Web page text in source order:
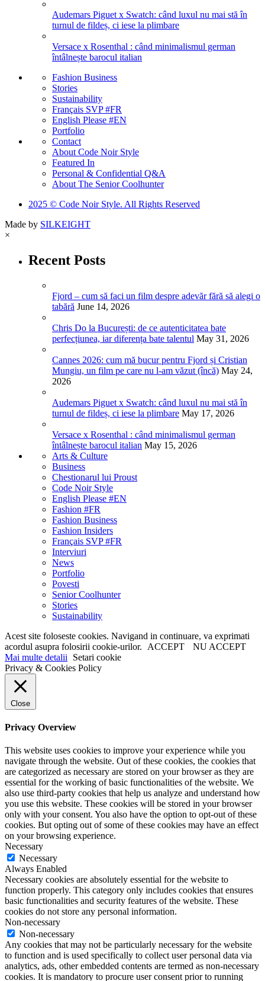
Audemars Piguet x Swatch: când luxul nu mai stă în
turnul de fildeș, ci iese la plimbare
Versace x Rosenthal : când minimalismul german
întâlnește barocul italian
Fashion Business
Stories
Sustainability
Français SVP #FR
English Please #EN
Portfolio
Contact
About Code Noir Style
Featured In
Personal & Confidential Q&A
About The Senior Coolhunter
2025 © Code Noir Style. All Rights Reserved
Made by SILKEIGHT
×
Recent Posts
Fjord – cum să faci un film despre adevăr fără să alegi o
tabără June 14, 2026
Chris Do la București: de ce autenticitatea bate
perfecțiunea, iar diferența bate talentul May 31, 2026
Cannes 2026: cum mă bucur pentru Fjord și Cristian
Mungiu, un film pe care nu l-am văzut (încă) May 24,
2026
Audemars Piguet x Swatch: când luxul nu mai stă în
turnul de fildeș, ci iese la plimbare May 17, 2026
Versace x Rosenthal : când minimalismul german
întâlnește barocul italian May 15, 2026
Arts & Culture
Business
Chestionarul lui Proust
Code Noir Style
English Please #EN
Fashion #FR
Fashion Business
Fashion Insiders
Français SVP #FR
Interviuri
News
Portfolio
Povesti
Senior Coolhunter
Stories
Sustainability
Acest site foloseste cookies. Navigand in continuare, va exprimati
acordul asupra folosirii cookie-urilor.
ACCEPT
NU ACCEPT
Mai multe detalii
Setari cookie
Privacy & Cookies Policy
Close
Privacy Overview
This website uses cookies to improve your experience while you
navigate through the website. Out of these cookies, the cookies that
are categorized as necessary are stored on your browser as they are
essential for the working of basic functionalities of the website. We
also use third-party cookies that help us analyze and understand how
you use this website. These cookies will be stored in your browser
only with your consent. You also have the option to opt-out of these
cookies. But opting out of some of these cookies may have an effect
on your browsing experience.
Necessary
Necessary
Always Enabled
Necessary cookies are absolutely essential for the website to
function properly. This category only includes cookies that ensures
basic functionalities and security features of the website. These
cookies do not store any personal information.
Non-necessary
Non-necessary
Any cookies that may not be particularly necessary for the website
to function and is used specifically to collect user personal data via
analytics, ads, other embedded contents are termed as non-necessary
cookies. It is mandatory to procure user consent prior to running